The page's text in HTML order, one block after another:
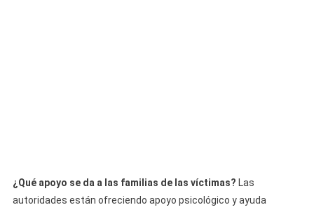
¿Qué apoyo se da a las familias de las víctimas? Las
autoridades están ofreciendo apoyo psicológico y ayuda